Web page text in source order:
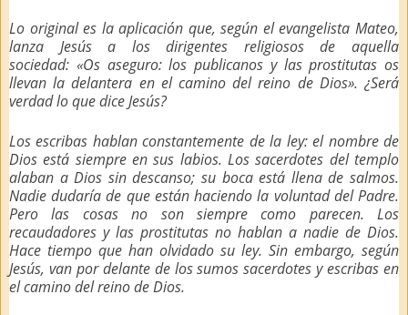
Lo original es la aplicación que, según el evangelista Mateo,
lanza Jesús a los dirigentes religiosos de aquella
sociedad: «Os aseguro: los publicanos y las prostitutas os
llevan la delantera en el camino del reino de Dios». ¿Será
verdad lo que dice Jesús?
Los escribas hablan constantemente de la ley: el nombre de
Dios está siempre en sus labios. Los sacerdotes del templo
alaban a Dios sin descanso; su boca está llena de salmos.
Nadie dudaría de que están haciendo la voluntad del Padre.
Pero las cosas no son siempre como parecen. Los
recaudadores y las prostitutas no hablan a nadie de Dios.
Hace tiempo que han olvidado su ley. Sin embargo, según
Jesús, van por delante de los sumos sacerdotes y escribas en
el camino del reino de Dios.